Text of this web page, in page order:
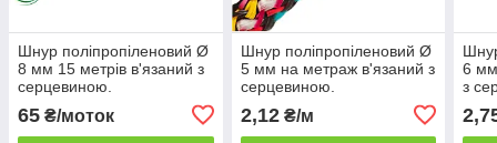
Шнур поліпропіленовий Ø
8 мм 15 метрів в'язаний з
серцевиною.
65 ₴/моток
Шнур поліпропіленовий Ø
5 мм на метраж в'язаний з
серцевиною.
2,12₴/м
6
з